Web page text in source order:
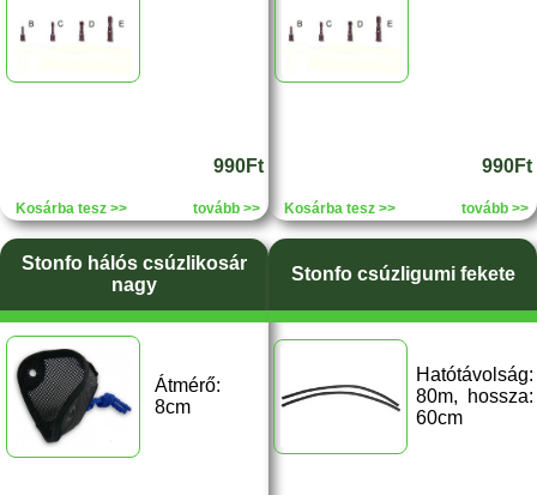
990Ft
Kosárba tesz >> tovább >>
990Ft
Kosárba tesz >> tovább >>
Stonfo hálós csúzlikosár
nagy
Átmérő:
8cm
Stonfo csúzligumi fekete
Hatótávolság:
80m, hossza:
60cm